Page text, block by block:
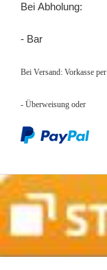
Bei Abholung:
- Bar
Bei Versand: Vorkasse per
- Überweisung oder